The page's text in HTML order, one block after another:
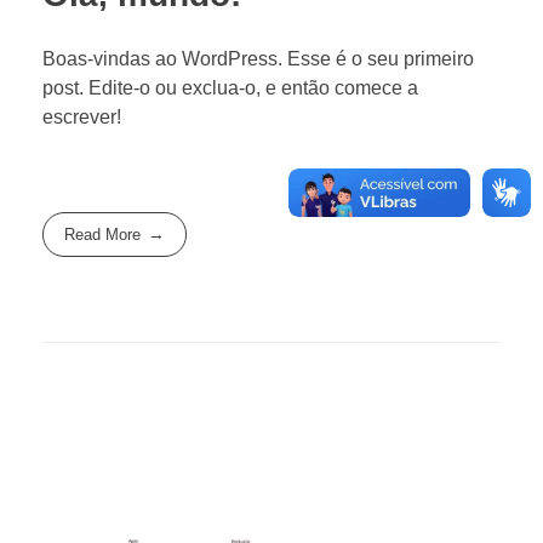
Boas-vindas ao WordPress. Esse é o seu primeiro
post. Edite-o ou exclua-o, e então comece a
escrever!
Read More